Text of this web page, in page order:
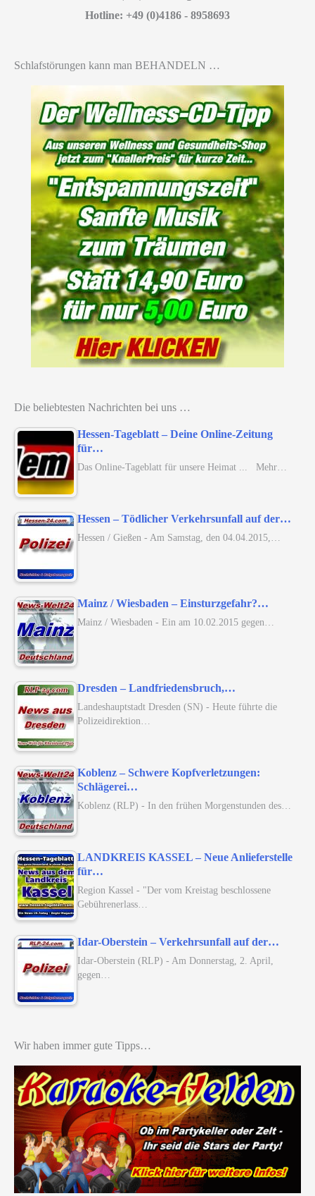
Hotline: +49 (0)4186 - 8958693
Schlafstörungen kann man BEHANDELN …
Die beliebtesten Nachrichten bei uns …
Hessen-Tageblatt – Deine Online-Zeitung
für…
Das Online-Tageblatt für unsere Heimat ... Mehr…
Hessen – Tödlicher Verkehrsunfall auf der…
Hessen / Gießen - Am Samstag, den 04.04.2015,…
Mainz / Wiesbaden – Einsturzgefahr?…
Mainz / Wiesbaden - Ein am 10.02.2015 gegen…
Dresden – Landfriedensbruch,…
Landeshauptstadt Dresden (SN) - Heute führte die
Polizeidirektion…
Koblenz – Schwere Kopfverletzungen:
Schlägerei…
Koblenz (RLP) - In den frühen Morgenstunden des…
LANDKREIS KASSEL – Neue Anlieferstelle
für…
Region Kassel - "Der vom Kreistag beschlossene
Gebührenerlass…
Idar-Oberstein – Verkehrsunfall auf der…
Idar-Oberstein (RLP) - Am Donnerstag, 2. April,
gegen…
Wir haben immer gute Tipps…